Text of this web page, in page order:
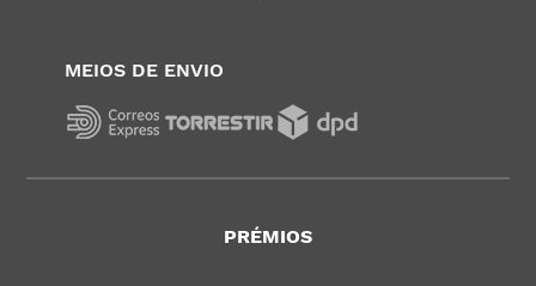
MEIOS DE ENVIO
PRÉMIOS